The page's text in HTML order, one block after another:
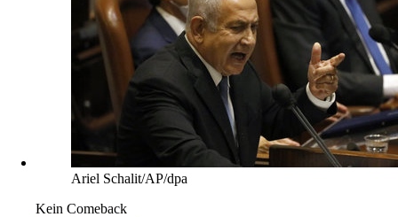
REUTERS
Proteste 2017
Strafgerichtshof ermittelt
Internationale Anklagebehörde untersucht mögliche
Verbrechen in Venezuela.
Frederic Schnatterer